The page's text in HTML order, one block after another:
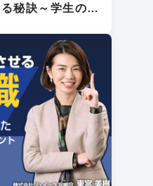
秘訣～学生の本